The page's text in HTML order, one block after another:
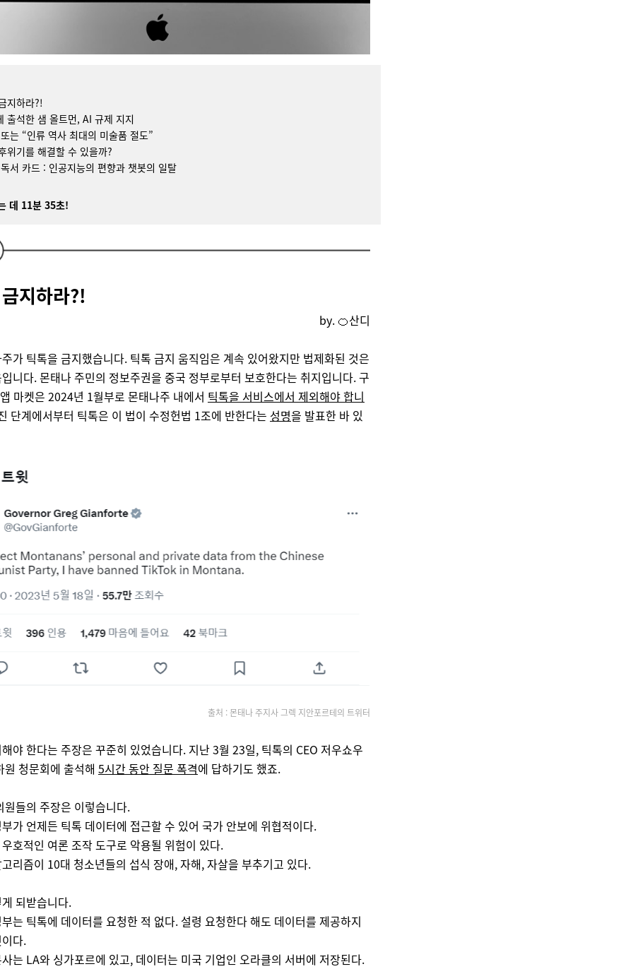
지하라?!
출석한 샘 올트먼, AI 규제 지지
는 “인류 역사 최대의 미술품 절도”
위기를 해결할 수 있을까?
서 카드 : 인공지능의 편향과 챗봇의 일탈
데 11분 35초!
지하라?!
by. 🍊산디
가 틱톡을 금지했습니다. 틱톡 금지 움직임은 계속 있어왔지만 법제화된 것은
니다. 몬태나 주민의 정보주권을 중국 정부로부터 보호한다는 취지입니다. 구
마켓은 2024년 1월부로 몬태나주 내에서 틱톡을 서비스에서 제외해야 합니
단계에서부터 틱톡은 이 법이 수정헌법 1조에 반한다는 성명을 발표한 바 있
출처 : 몬태나 주지사 그렉 지안포르테의 트위터
야 한다는 주장은 꾸준히 있었습니다. 지난 3월 23일, 틱톡의 CEO 저우쇼우
원 청문회에 출석해 5시간 동안 질문 폭격에 답하기도 했죠.
원들의 주장은 이렇습니다.
가 언제든 틱톡 데이터에 접근할 수 있어 국가 안보에 위협적이다.
호적인 여론 조작 도구로 악용될 위험이 있다.
리즘이 10대 청소년들의 섭식 장애, 자해, 자살을 부추기고 있다.
되받습니다.
는 틱톡에 데이터를 요청한 적 없다. 설령 요청한다 해도 데이터를 제공하지
다.
는 LA와 싱가포르에 있고, 데이터는 미국 기업인 오라클의 서버에 저장된다.